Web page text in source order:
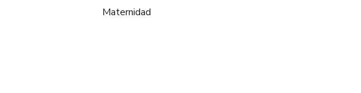
Maternidad